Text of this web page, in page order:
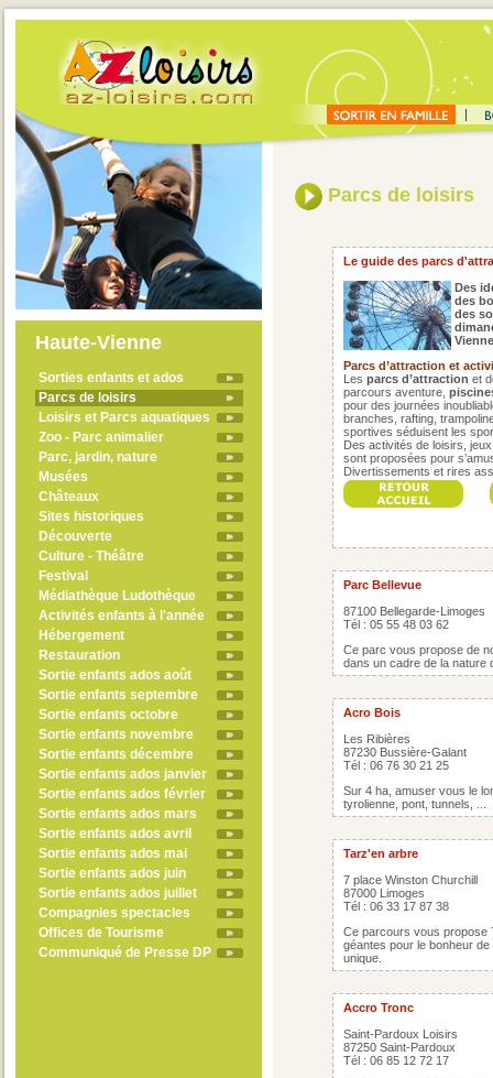
Haute-Vienne
Sorties enfants et ados
Parcs de loisirs
Loisirs et Parcs aquatiques
Zoo - Parc animalier
Parc, jardin, nature
Musées
Châteaux
Sites historiques
Découverte
Culture - Théâtre
Festival
Médiathèque Ludothèque
Activités enfants à l'année
Hébergement
Restauration
Sortie enfants ados août
Sortie enfants septembre
Sortie enfants octobre
Sortie enfants novembre
Sortie enfants décembre
Sortie enfants ados janvier
Sortie enfants ados février
Sortie enfants ados mars
Sortie enfants ados avril
Sortie enfants ados mai
Sortie enfants ados juin
Sortie enfants ados juillet
Compagnies spectacles
Offices de Tourisme
Communiqué de Presse DP
Parcs de loisirs
Le guide des parcs
Des
des
des
Parcs d’attraction et
Les parcs d’attraction et
parcours aventure,
pour des journées
branches, rafting,
sportives séduisent les
Des activités de loisirs,
sont proposées pour
Divertissements et rires
Parc Bellevue
87100 Bellegarde-Limoges
Tél : 05 55 48 03 62
Ce parc vous propose de
dans un cadre de la nature
Acro Bois
Les Ribières
87230 Bussière-Galant
Tél : 06 76 30 21 25
Sur 4 ha, amuser vous le
tyrolienne, pont, tunnels, ...
Tarz'en arbre
7 place Winston Churchill
87000 Limoges
Tél : 06 33 17 87 38
Ce parcours vous propose
géantes pour le bonheur
unique.
Accro Tronc
Saint-Pardoux Loisirs
87250 Saint-Pardoux
Tél : 06 85 12 72 17